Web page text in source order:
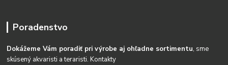
Poradenstvo
Dokážeme Vám poradiť pri výrobe aj ohľadne sortimentu, sme
skúsený akvaristi a teraristi.Kontakty